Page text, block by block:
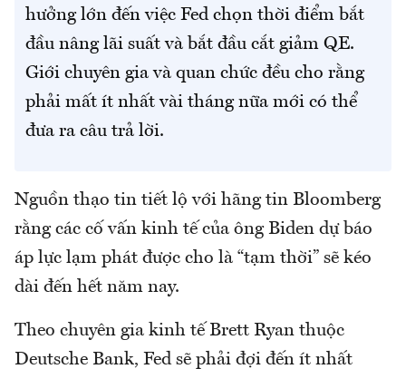
hưởng lớn đến việc Fed chọn thời điểm bắt
đầu nâng lãi suất và bắt đầu cắt giảm QE.
Giới chuyên gia và quan chức đều cho rằng
phải mất ít nhất vài tháng nữa mới có thể
đưa ra câu trả lời.
Nguồn thạo tin tiết lộ với hãng tin Bloomberg
rằng các cố vấn kinh tế của ông Biden dự báo
áp lực lạm phát được cho là “tạm thời” sẽ kéo
dài đến hết năm nay.
Theo chuyên gia kinh tế Brett Ryan thuộc
Deutsche Bank, Fed sẽ phải đợi đến ít nhất